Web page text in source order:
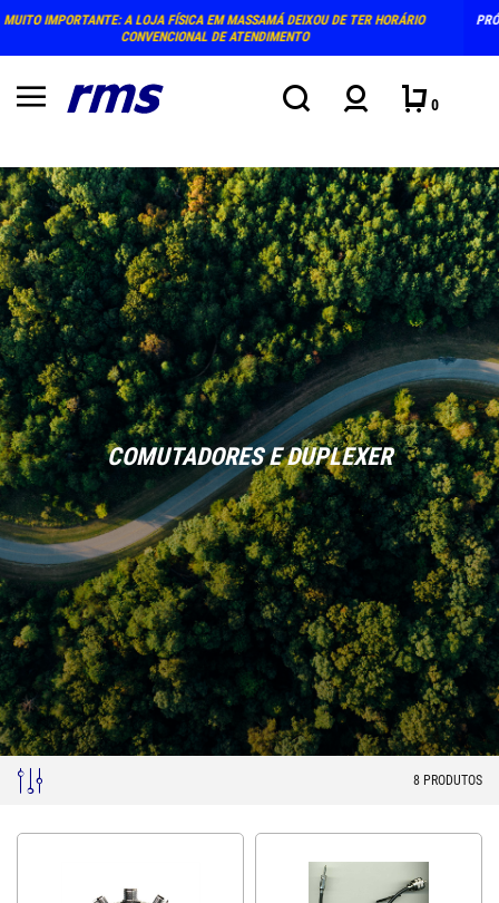
PRÓXIMO ATENDIMENTO PRESENCIAL NA LOJA: TERÇA E QUINTA-FEIRA, DIAS 4 E 6 DE
AGOSTO (15-18H)
0
COMUTADORES E DUPLEXER
8PRODUTOS